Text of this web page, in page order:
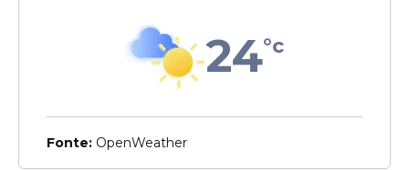
Dois Córregos, também no
território do estado de
realizou a venda do bilhete de número
24°c
Fonte: OpenWeather